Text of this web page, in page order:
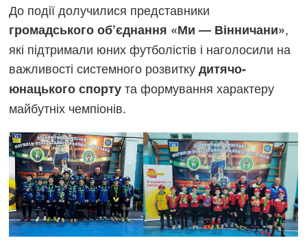
До події долучилися представники
громадського об’єднання «Ми — Вінничани»,
які підтримали юних футболістів і наголосили на
важливості системного розвиткудитячо-
юнацького спортута формування характеру
майбутніх чемпіонів.